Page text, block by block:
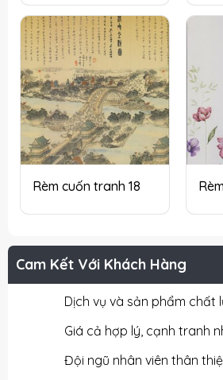
Cam Kết Với Khách Hàng
Dịch vụ và sản phẩm chất
Giá cả hợp lý, cạnh tranh
Đội ngũ nhân viên thân
Rèm cuốn tranh 18